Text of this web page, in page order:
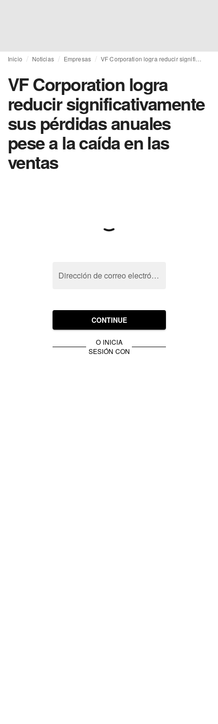
Inicio Noticias Empresas
VF Corporation logra
reducir significativamente
sus pérdidas anuales
pese a la caída en las
ventas
Dirección de correo electrónico
CONTINUE
O INICIA
SESIÓN CON